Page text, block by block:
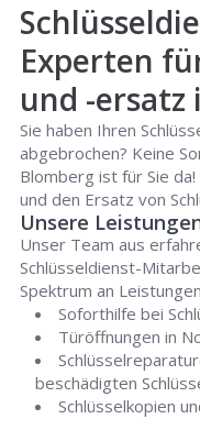
Experten
und -ersatz
Sie haben Ihren
abgebrochen? Keine
Blomberg ist für Sie
und den Ersatz von
Unsere
Unser Team aus
Schlüsseldienst-
Spektrum an
Soforthilfe bei
Türöffnungen in
beschädigten
Schlüsselkopien